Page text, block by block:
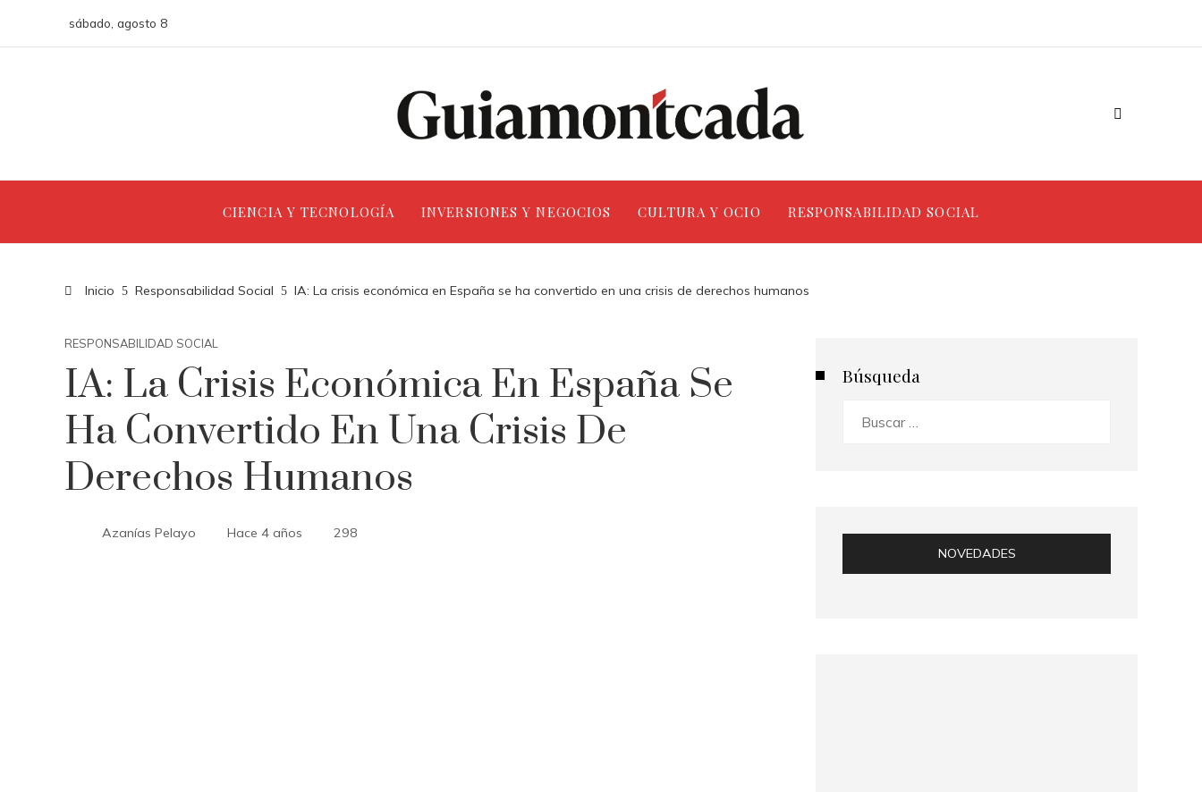
sábado, agosto 8
CIENCIA Y TECNOLOGÍA INVERSIONES Y NEGOCIOS CULTURA Y OCIO RESPONSABILIDAD SOCIAL
Inicio Responsabilidad Social IA: La crisis económica en España se ha convertido en una crisis de derechos humanos
RESPONSABILIDAD SOCIAL
IA: La Crisis Económica En España Se
Ha Convertido En Una Crisis De
Derechos Humanos
Azanías Pelayo Hace 4 años 298
Búsqueda
NOVEDADES